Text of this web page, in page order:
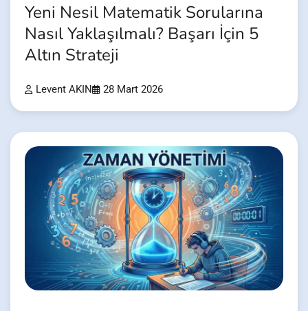
Yeni Nesil Matematik Sorularına
Nasıl Yaklaşılmalı? Başarı İçin 5
Altın Strateji
Levent AKIN 28 Mart 2026